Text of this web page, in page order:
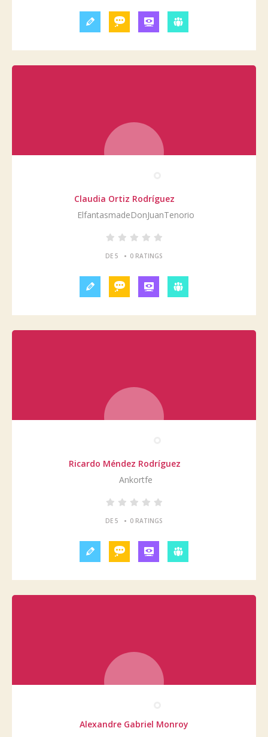
Claudia Ortiz Rodríguez
ElfantasmadeDonJuanTenorio
DE 5 • 0 RATINGS
Ricardo Méndez Rodríguez
Ankortfe
DE 5 • 0 RATINGS
Alexandre Gabriel Monroy